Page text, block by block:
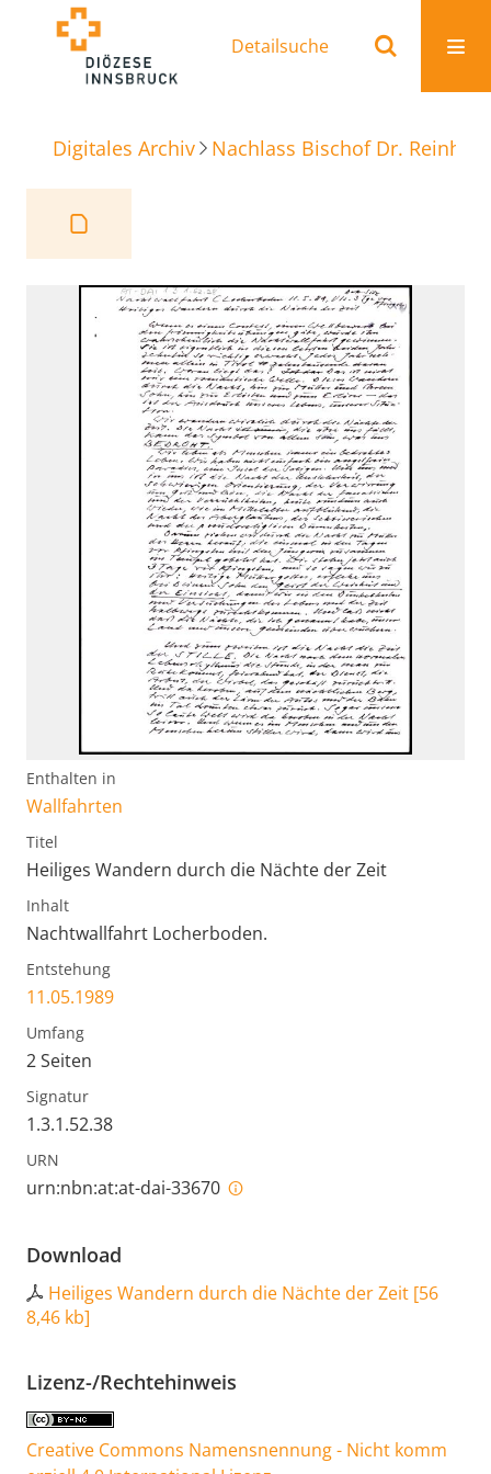
Detailsuche
Digitales Archiv Nachlass Bischof Dr.
Enthalten in
Wallfahrten
Titel
Heiliges Wandern durch die Nächte der Zeit
Inhalt
Nachtwallfahrt Locherboden.
Entstehung
11.05.1989
Umfang
2 Seiten
Signatur
1.3.1.52.38
URN
urn:nbn:at:at-dai-33670
Download
Heiliges Wandern durch die Nächte der Zeit [56
8,46 kb]
Lizenz-/Rechtehinweis
Creative Commons Namensnennung - Nicht komm